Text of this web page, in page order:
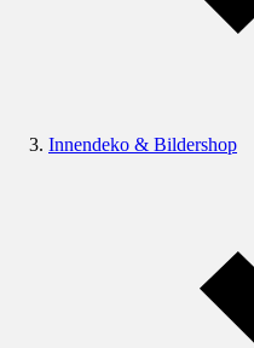
Innendeko & Bildershop